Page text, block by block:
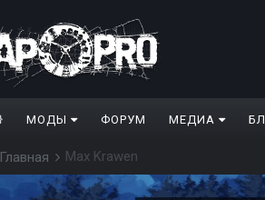
МОДЫ ФОРУМ МЕДИА
Главная Max Krawen